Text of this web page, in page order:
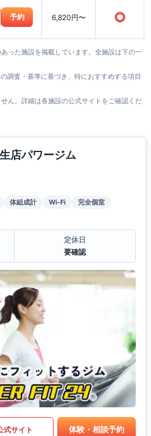
予約 6,820円〜 ○
った施設を掲載しています。全施設は下の一
調査・基準に基づき、特におすすめする項目
ん。詳細は各施設の公式サイトをご確認くだ
店パワージム
体組成計 Wi-Fi
完全個室
定休日
要確認
式サイト 体験・相談予約